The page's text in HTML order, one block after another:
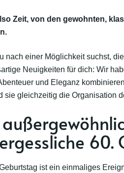
Zeit, von den gewohnten,
nach einer Möglichkeit suchst,
Neuigkeiten für dich: Wir
und Eleganz
sie gleichzeitig die Organisation
ist ein einmaliges